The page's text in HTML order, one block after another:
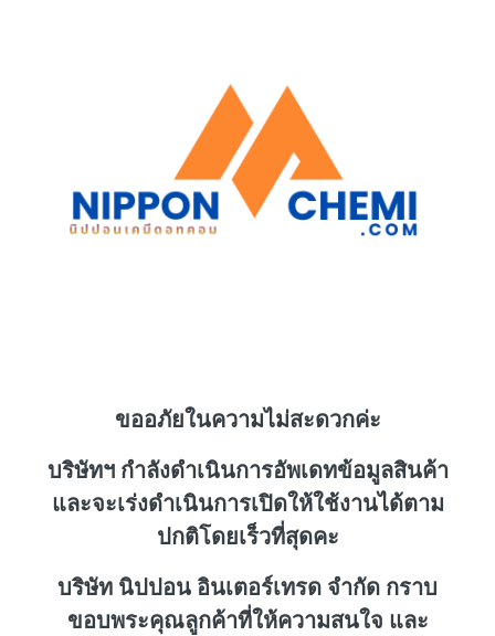
ขออภัยในความไม่สะดวกค่ะ
บริษัทฯ กำลังดำเนินการอัพเดทข้อมูลสินค้า
และจะเร่งดำเนินการเปิดให้ใช้งานได้ตาม
ปกติโดยเร็วที่สุดคะ
บริษัท นิปปอน อินเตอร์เทรด จำกัด กราบ
ขอบพระคุณลูกค้าที่ให้ความสนใจ และ